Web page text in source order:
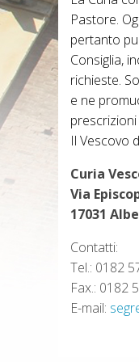
Pastore.
pertanto
Consiglia,
richieste.
e ne
Il Vescovo
Curia
Via
17031
Contatti:
Tel.: 0182
Fax.: 0182
E-mail: